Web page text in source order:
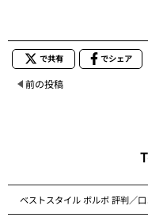
で共有 でシェア
前の投稿
ベストスタイル ボルボ 評判／